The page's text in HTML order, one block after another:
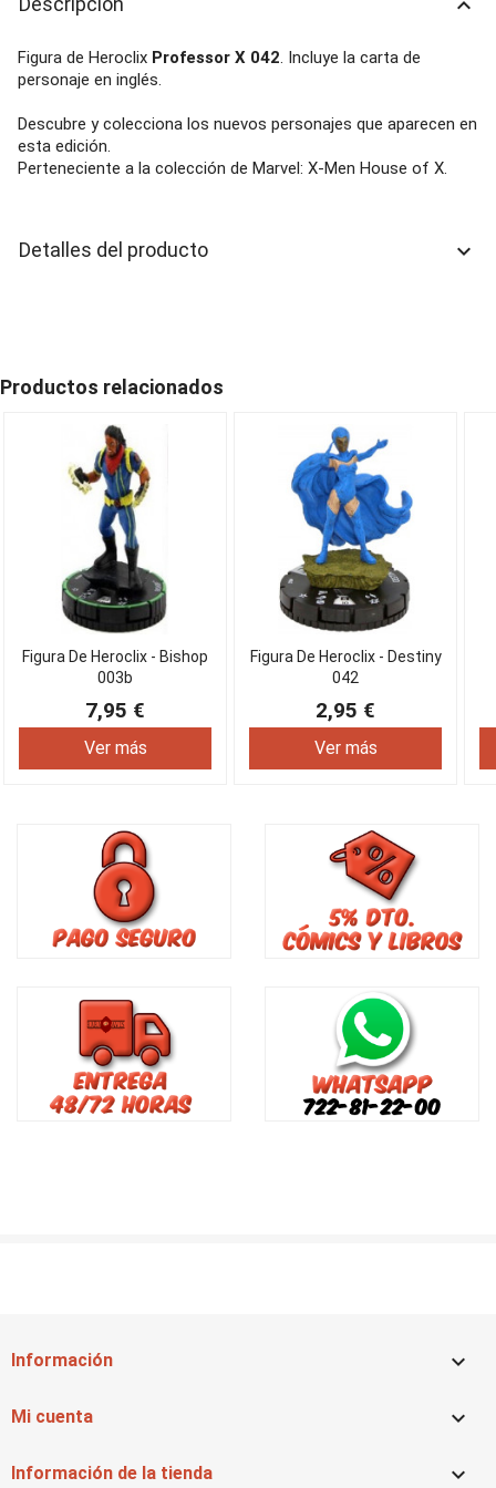
Figura de Heroclix Professor X 042. Incluye la carta de
personaje en inglés.
Descubre y colecciona los nuevos personajes que aparecen en
esta edición.
Perteneciente a la colección de Marvel: X-Men House of X.
Detalles del producto keyboard_arrow_down
Productos relacionados
Figura De Heroclix - Bishop
003b
7,95 €
Ver más
Figura De Heroclix - Destiny
042
2,95 €
Ver más
Información 
Mi cuenta 
Información de la tienda 